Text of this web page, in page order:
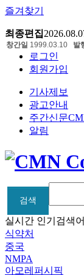
즐겨찾기
최종편집
로그인
회원가입
기사제보
광고안내
주간신문
알림
창간일 1999.03.10 발
검색
검색
실시간 인기검색
식약처
중국
NMPA
아모레퍼시픽